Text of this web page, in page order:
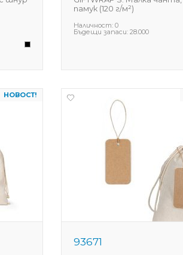
памук (120 г/м²)
Наличност: 0
Бъдещи запаси: 28.000
НОВОСТ!
93671